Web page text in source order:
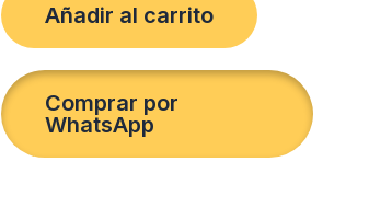
Añadir al carrito
Comprar por
WhatsApp